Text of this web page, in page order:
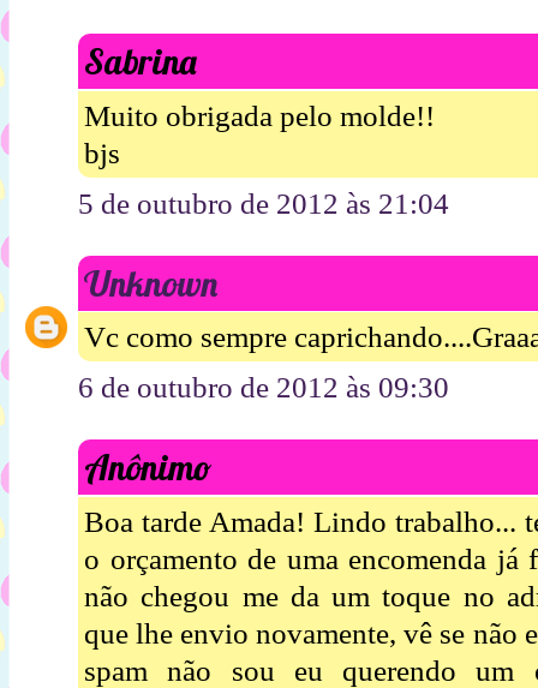
Sabrina
Muito obrigada pelo molde!!
bjs
5 de outubro de 2012 às 21:04
Unknown
Vc como sempre
6 de outubro de 2012 às 09:30
Anônimo
Boa tarde Amada! Lindo trabalho...
o orçamento de uma encomenda já
não chegou me da um toque no
que lhe envio novamente, vê se não
spam não sou eu querendo um